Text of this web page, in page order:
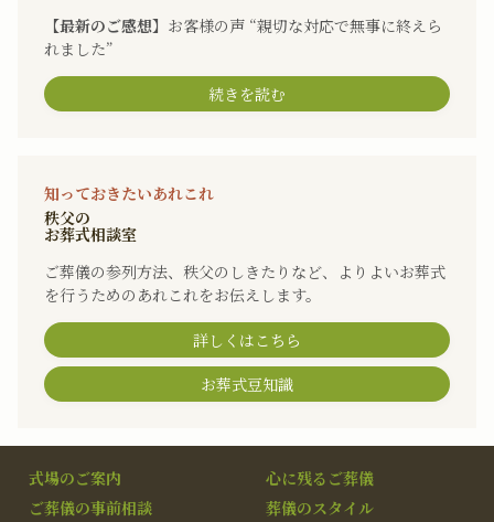
【最新のご感想】 お客様の声 “親切な対応で無事に終えら
れました”
続きを読む
知っておきたいあれこれ
秩父の
お葬式相談室
ご葬儀の参列方法、秩父のしきたりなど、よりよいお葬式
を行うためのあれこれをお伝えします。
詳しくはこちら
お葬式豆知識
式場のご案内
心に残るご葬儀
ご葬儀の事前相談
葬儀のスタイル